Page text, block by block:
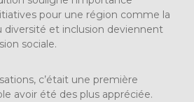
pour une région comme la
diversité et inclusion deviennent
sociale.
c’était une première
avoir été des plus appréciée.